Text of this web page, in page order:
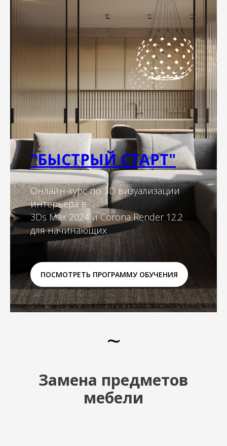
"БЫСТРЫЙ СТАРТ"
Онлайн-курс по 3D визуализации
интерьера в
3Ds Max 2024 и Corona Render 12.2
для начинающих
ПОСМОТРЕТЬ ПРОГРАММУ ОБУЧЕНИЯ
~
Замена предметов
мебели